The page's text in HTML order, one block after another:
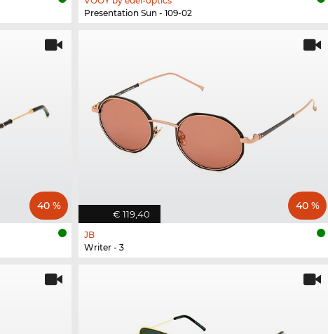
Presentation Sun - 109-02
40 %
€ 119,40
40 %
JB
Writer - 3